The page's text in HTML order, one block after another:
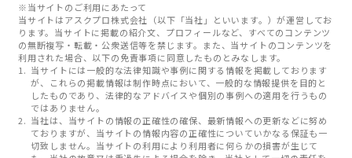
※当サイトのご利用にあたって
当サイトはアスクプロ株式会社（以下「当社」といいます。）が運営してお
ります。当サイトに掲載の紹介文、プロフィールなど、すべてのコンテンツ
の無断複写・転載・公衆送信等を禁じます。また、当サイトのコンテンツを
利用された場合、以下の免責事項に同意したものとみなします。
当サイトには一般的な法律知識や事例に関する情報を掲載しております
が、これらの掲載情報は制作時点において、一般的な情報提供を目的と
したものであり、法律的なアドバイスや個別の事例への適用を行うもの
ではありません。
当社は、当サイトの情報の正確性の確保、最新情報への更新などに努め
ておりますが、当サイトの情報内容の正確性についていかなる保証も一
切致しません。当サイトの利用により利用者に何らかの損害が生じて